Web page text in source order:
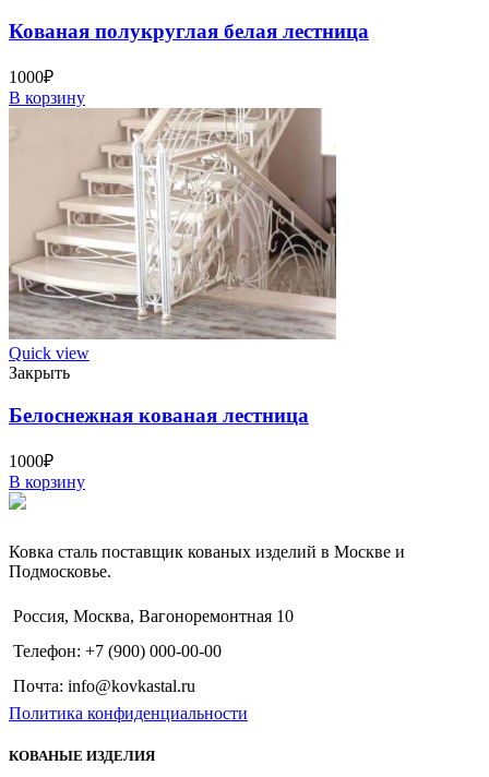
Кованая полукруглая белая лестница
1000₽
В корзину
Quick view
Закрыть
Белоснежная кованая лестница
1000₽
В корзину
Ковка сталь поставщик кованых изделий в Москве и
Подмосковье.
Россия, Москва, Вагоноремонтная 10
Телефон: +7 (900) 000-00-00
Почта: info@kovkastal.ru
Политика конфиденциальности
КОВАНЫЕ ИЗДЕЛИЯ